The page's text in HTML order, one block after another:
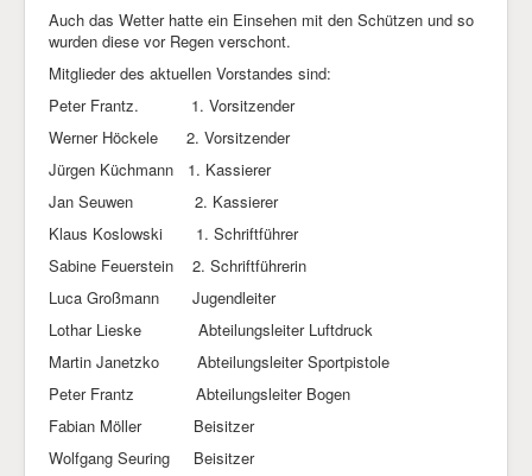
Auch das Wetter hatte ein Einsehen mit den Schützen und so
wurden diese vor Regen verschont.
Mitglieder des aktuellen Vorstandes sind:
Peter Frantz. 1. Vorsitzender
Werner Höckele 2. Vorsitzender
Jürgen Küchmann 1. Kassierer
Jan Seuwen 2. Kassierer
Klaus Koslowski 1. Schriftführer
Sabine Feuerstein 2. Schriftführerin
Luca Großmann Jugendleiter
Lothar Lieske Abteilungsleiter Luftdruck
Martin Janetzko Abteilungsleiter Sportpistole
Peter Frantz Abteilungsleiter Bogen
Fabian Möller Beisitzer
Wolfgang Seuring Beisitzer